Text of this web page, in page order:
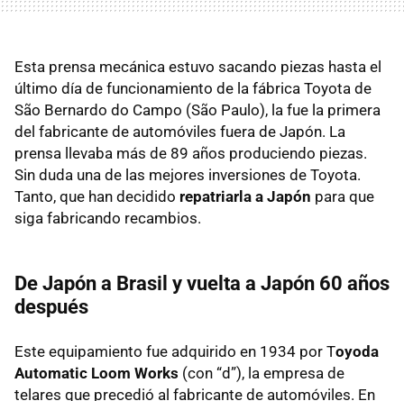
Esta prensa mecánica estuvo sacando piezas hasta el
último día de funcionamiento de la fábrica Toyota de
São Bernardo do Campo (São Paulo), la fue la primera
del fabricante de automóviles fuera de Japón. La
prensa llevaba más de 89 años produciendo piezas.
Sin duda una de las mejores inversiones de Toyota.
Tanto, que han decidido repatriarla a Japón para que
siga fabricando recambios.
De Japón a Brasil y vuelta a Japón 60 años
después
Este equipamiento fue adquirido en 1934 por Toyoda
Automatic Loom Works (con “d”), la empresa de
telares que precedió al fabricante de automóviles. En